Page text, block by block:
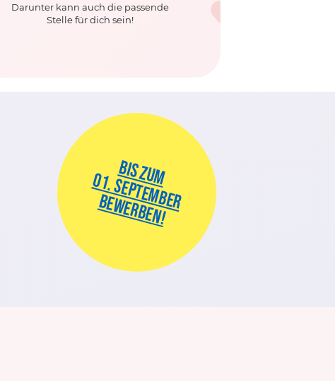
Darunter kann auch die passende
Stelle für dich sein!
BIS ZUM
01. SEPTEMBER
BEWERBEN!